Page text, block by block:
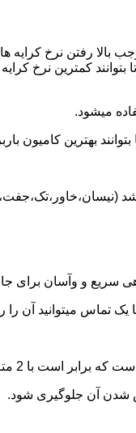
بالا رفتن نرخ
کمترین نرخ کرایه
میشود.
بهترین کامیون
و وآسان برای
میتوانید آن را
شدن آن جلوگیری شود.